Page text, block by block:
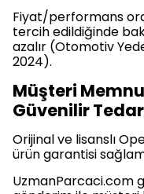
Fiyat/performans
tercih edildiğinde
azalır (Otomotiv
2024).
Müşteri
Güvenilir
Orijinal ve lisanslı
ürün garantisi
UzmanParcaci.com